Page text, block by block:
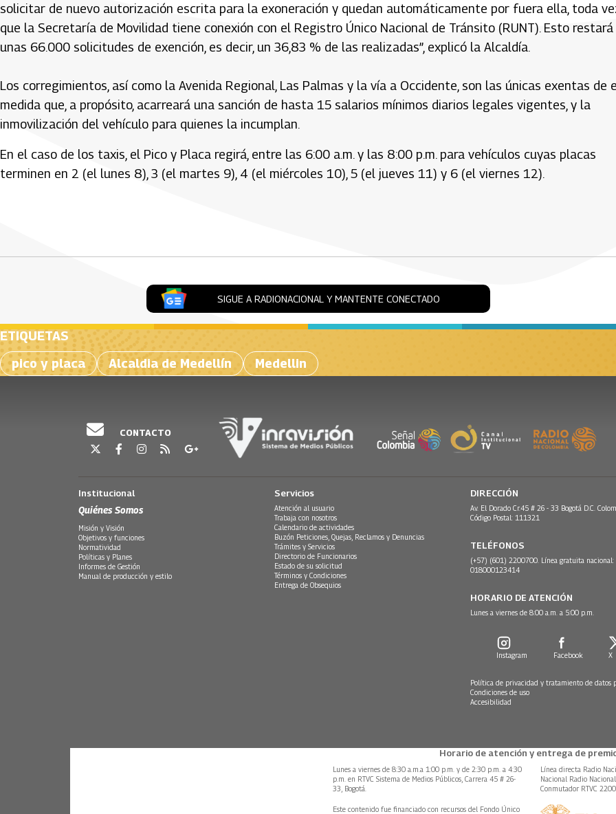
solicitar de nuevo autorización escrita para la exoneración y quedan automáticamente por fuera ella, toda
que la Secretaría de Movilidad tiene conexión con el Registro Único Nacional de Tránsito (RUNT). Esto restará
unas 66.000 solicitudes de exención, es decir, un 36,83 % de las realizadas”, explicó la Alcaldía.
Los corregimientos, así como la Avenida Regional, Las Palmas y la vía a Occidente, son las únicas exentas de
medida que, a propósito, acarreará una sanción de hasta 15 salarios mínimos diarios legales vigentes, y la
inmovilización del vehículo para quienes la incumplan.
En el caso de los taxis, el Pico y Placa regirá, entre las 6:00 a.m. y las 8:00 p.m. para vehículos cuyas placas
terminen en 2 (el lunes 8), 3 (el martes 9), 4 (el miércoles 10), 5 (el jueves 11) y 6 (el viernes 12).
SIGUE A RADIONACIONAL Y MANTENTE CONECTADO
ETIQUETAS
pico y placa
Alcaldia de Medellín Medellin
CONTACTO
Institucional
Quiénes Somos
Misión y Visión
Objetivos y funciones
Normatividad
Políticas y Planes
Informes de Gestión
Manual de producción y estilo
Servicios
Atención al usuario
Trabaja con nosotros
Calendario de actividades
Buzón Peticiones, Quejas, Reclamos y Denuncias
Trámites y Servicios
Directorio de Funcionarios
Estado de su solicitud
Términos y Condiciones
Entrega de Obsequios
DIRECCIÓN
Av. El Dorado Cr.45 # 26 - 33 Bogotá D.C.
Código Postal: 111321
TELÉFONOS
(+57) (601) 2200700. Línea gratuita nacional:
018000123414
HORARIO DE ATENCIÓN
Lunes a viernes de 8:00 a.m. a 5:00 p.m.
Instagram Facebook X
Política de privacidad y tratamiento de datos
Condiciones de uso
Accesibilidad
Horario de atención y entrega de
Lunes a viernes de 8:30 a.m.a 1:00 p.m. y de 2:30 p.m. a 4:30
p.m. en RTVC Sistema de Medios Públicos, Carrera 45 # 26-
33, Bogotá.
Línea directa Radio
Nacional Radio
Conmutador RTVC
Este contenido fue financiado con recursos del Fondo Único